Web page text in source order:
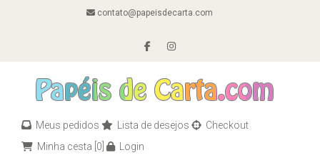
contato@papeisdecarta.com
Meus pedidos Lista de desejos
Checkout
Minha cesta [0] Login